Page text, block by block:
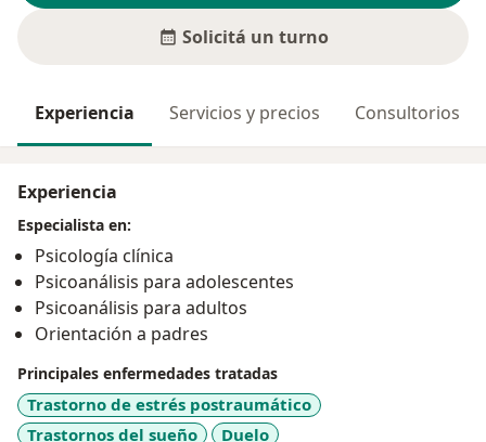
Solicitá un turno
Experiencia Servicios y precios Consultorios
Experiencia
Especialista en:
Psicología clínica
Psicoanálisis para adolescentes
Psicoanálisis para adultos
Orientación a padres
Principales enfermedades tratadas
Trastorno de estrés postraumático
Trastornos del sueño
Duelo